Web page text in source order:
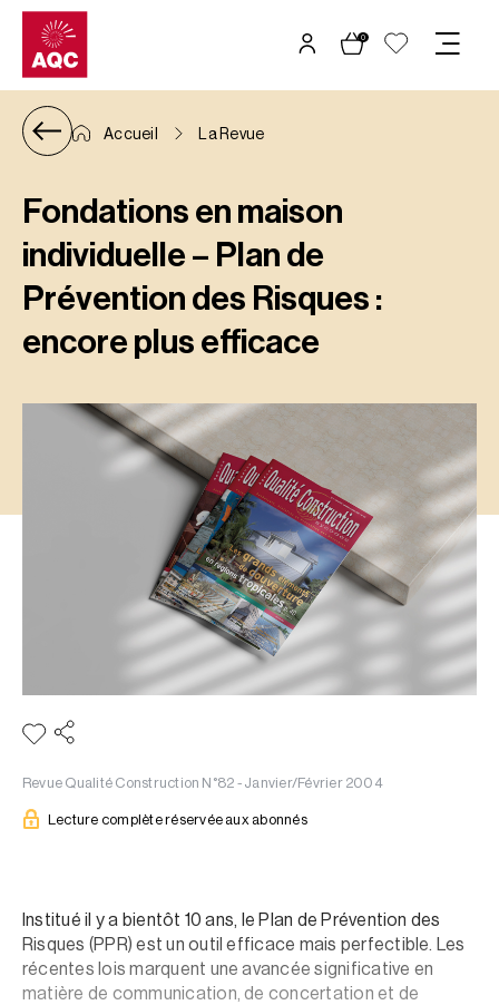
Panneau de gestion des cookies
0
Accueil La Revue
Fondations en maison
individuelle – Plan de
Prévention des Risques :
encore plus efficace
Revue Qualité Construction N°82 - Janvier/Février 2004
Lecture complète réservée aux abonnés
Institué il y a bientôt 10 ans, le Plan de Prévention des
Risques (PPR) est un outil efficace mais perfectible. Les
récentes lois marquent une avancée significative en
matière de communication, de concertation et de